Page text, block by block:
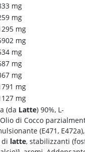
mg
mg
mg
mg
mg
mg
mg
mg
mg
(da Latte) 90%, L-
di Cocco
(E471, E472a),
di latte, stabilizzanti